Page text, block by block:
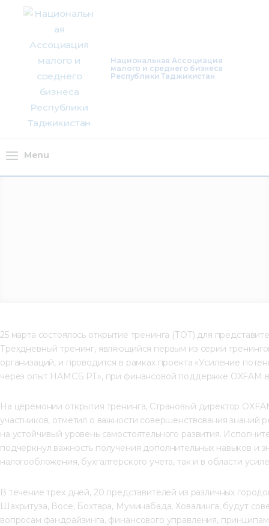
Национальная Ассоциация
малого и среднего бизнеса
Республики Таджикистан
Menu
О нас
Деятельность
Проекты
Членство
Инфоресурсы
25 марта состоялось открытие тренинга (ТОТ) для
Трехдневный тренинг, являющийся первым из серии
организаций, и проводится в рамках проекта «Усиление
через опыт НАМСБ РТ», при финансовой поддержке OXFAM
На церемонии открытия тренинга, Страновый директор
участников, отметил о важности совершенствования
на устойчивый уровень самостоятельного развития.
подчеркнул важность получения дополнительных навыков и
налогообложения, бухгалтерского учета, так и в области
В течение трех дней, 20 представителей из различных
Шахритуза, Восе, Бохтара, Муминабада, Ховалинга, будут
вопросам фандрайзинга, финансового управления,